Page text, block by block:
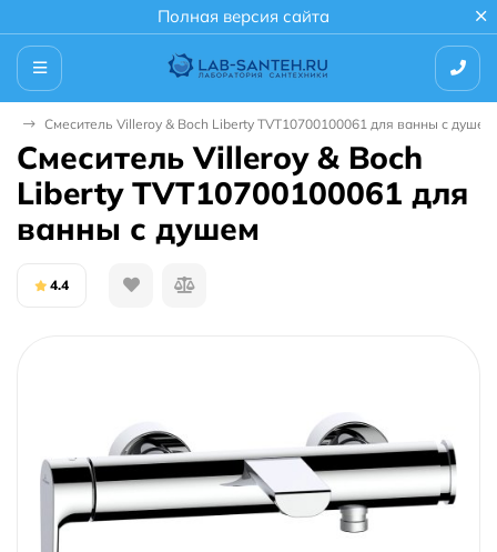
Полная версия сайта
Смеситель Villeroy & Boch Liberty TVT10700100061 для ванны с душем
Смеситель Villeroy & Boch
Liberty TVT10700100061 для
ванны с душем
4.4